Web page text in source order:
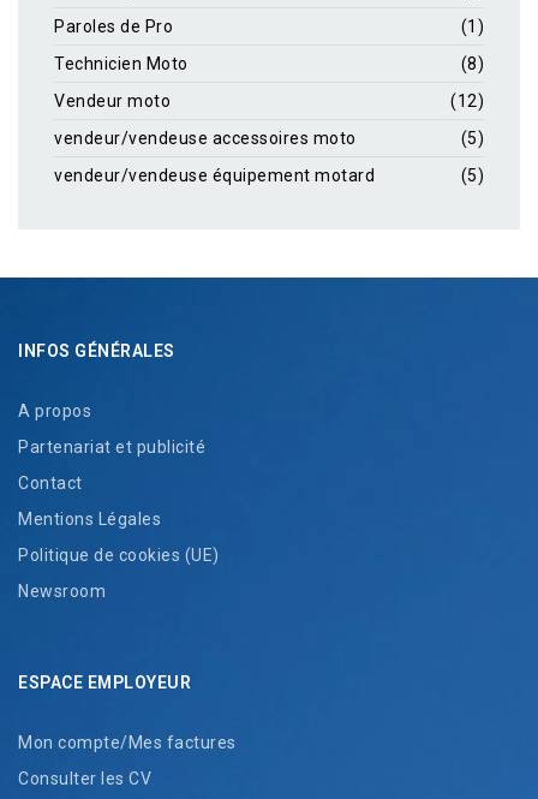
Paroles de Pro
(1)
Technicien Moto
(8)
Vendeur moto
(12)
vendeur/vendeuse accessoires moto
(5)
vendeur/vendeuse équipement motard
(5)
INFOS GÉNÉRALES
A propos
Partenariat et publicité
Contact
Mentions Légales
Politique de cookies (UE)
Newsroom
ESPACE EMPLOYEUR
Mon compte/Mes factures
Consulter les CV